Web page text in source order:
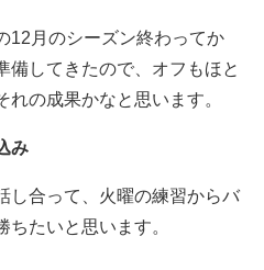
12月のシーズン終わってか
備してきたので、オフもほと
の成果かなと思います。
み
し合って、火曜の練習からバ
たいと思います。